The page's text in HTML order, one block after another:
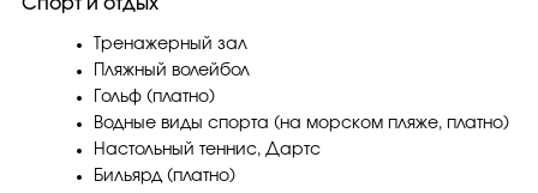
Тренажерный зал
Пляжный волейбол
Гольф (платно)
Водные виды спорта (на морском пляже, платно)
Настольный теннис, Дартс
Бильярд (платно)